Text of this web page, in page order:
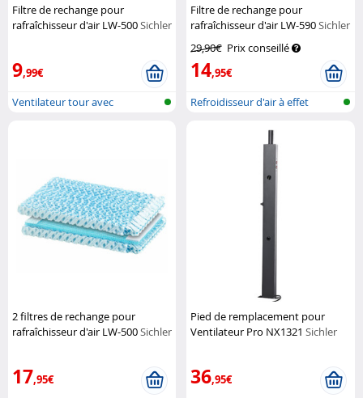
Filtre de rechange pour
rafraîchisseur d'air LW-500Sichler
9,99€
Ventilateur tour avec
Filtre de rechange pour
rafraîchisseur d'air LW-590Sichler
29,90€ Prix conseillé
14,95€
Refroidisseur d'air à effet
2 filtres de rechange pour
rafraîchisseur d'air LW-500Sichler
17,95€
Pied de remplacement pour
Ventilateur Pro NX1321Sichler
36,95€